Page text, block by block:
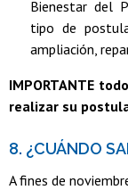
Bienestar del
tipo de
ampliación,
IMPORTANTE
realizar su
8. ¿CUÁNDO
A fines de